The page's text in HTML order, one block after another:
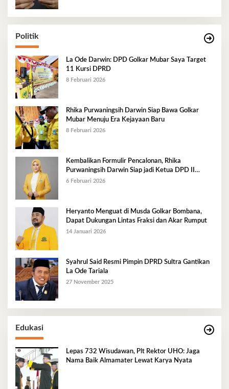
Politik
La Ode Darwin: DPD Golkar Mubar Saya Target
11 Kursi DPRD
8 Februari 2026
Rhika Purwaningsih Darwin Siap Bawa Golkar
Mubar Menuju Era Kejayaan Baru
8 Februari 2026
Kembalikan Formulir Pencalonan, Rhika
Purwaningsih Darwin Siap jadi Ketua DPD II
Golkar Mubar
6 Februari 2026
Heryanto Menguat di Musda Golkar Bombana,
Dapat Dukungan Lintas Fraksi dan Akar Rumput
14 Januari 2026
Syahrul Said Resmi Pimpin DPRD Sultra Gantikan
La Ode Tariala
27 November 2025
Edukasi
Lepas 732 Wisudawan, Plt Rektor UHO: Jaga
Nama Baik Almamater Lewat Karya Nyata